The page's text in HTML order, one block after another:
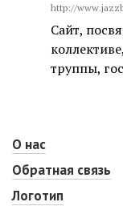
http://
Сайт,
труппы,
О нас
Обратная связь
Логотип